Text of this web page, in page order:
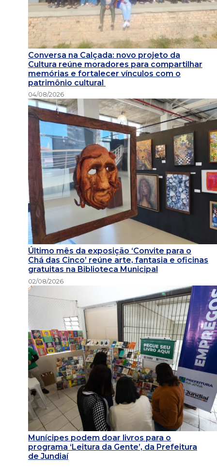
Conversa na Calçada: novo projeto da
Cultura reúne moradores para compartilhar
memórias e fortalecer vínculos com o
patrimônio cultural
04/08/2026
Último mês da exposição ‘Convite para o
Chá das Cinco’ reúne arte, fantasia e oficinas
gratuitas na Biblioteca Municipal
02/08/2026
Munícipes podem doar livros para o
programa ‘Leitura da Gente’, da Prefeitura
de Jundiaí